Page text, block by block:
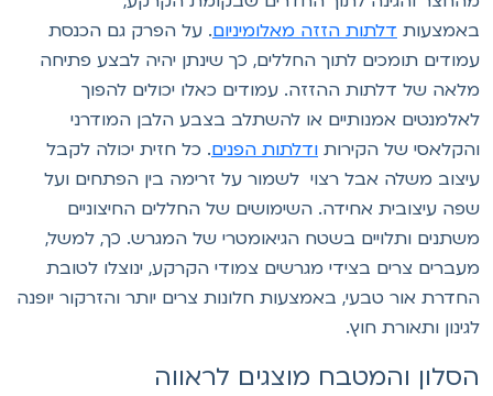
דלתות הזזה מאלומיניום. על הפרק גם הכנסת
תומכים לתוך החללים, כך שינתן יהיה לבצע פתיחה
של דלתות ההזזה. עמודים כאלו יכולים להפוך
אמנותיים או להשתלב בצבע הלבן המודרני
של הקירותודלתות הפנים. כל חזית יכולה לקבל
משלה אבל רצוי לשמור על זרימה בין הפתחים ועל
עיצובית אחידה. השימושים של החללים החיצוניים
ותלויים בשטח הגיאומטרי של המגרש. כך, למשל,
צרים בצידי מגרשים צמודי הקרקע, ינוצלו לטובת
אור טבעי, באמצעות חלונות צרים יותר והזרקור יופנה
ותאורת חוץ.
והמטבח מוצגים לראווה